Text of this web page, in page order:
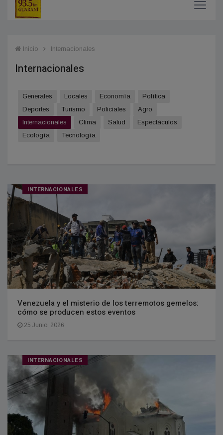
Inicio Internacionales
Internacionales
Generales Locales Economía
Política
Deportes
Turismo Policiales
Agro
Internacionales
Clima Salud
Espectáculos
Ecología
Tecnología
INTERNACIONALES
Venezuela y el misterio de los terremotos gemelos:
cómo se producen estos eventos
25 Junio, 2026
INTERNACIONALES